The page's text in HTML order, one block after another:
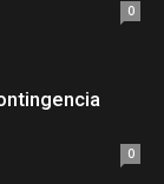
0
0